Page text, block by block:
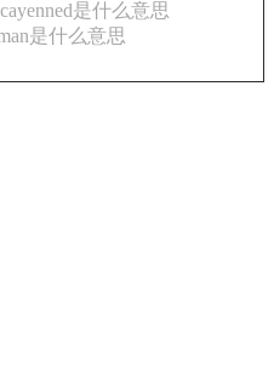
cayenned是什么意思
是什么意思